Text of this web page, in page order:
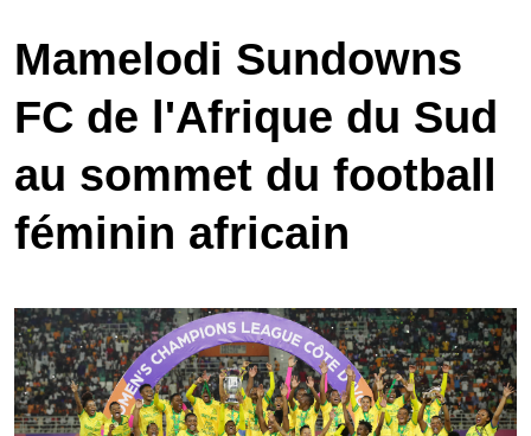
Mamelodi Sundowns
FC de l'Afrique du Sud
au sommet du football
féminin africain